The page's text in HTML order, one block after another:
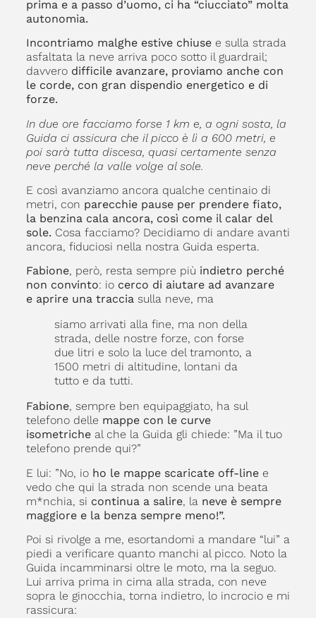
prima e a passo d’uomo, ci ha “ciucciato” molta
autonomia.
Incontriamo malghe estive chiusee sulla strada
asfaltata la neve arriva poco sotto il guardrail;
davvero difficile avanzare, proviamo anche con
le corde, con gran dispendio energetico e di
forze.
In due ore facciamo forse 1 km e, a ogni sosta, la
Guida ci assicura che il picco è lì a 600 metri, e
poi sarà tutta discesa, quasi certamente senza
neve perché la valle volge al sole.
E così avanziamo ancora qualche centinaio di
metri, con parecchie pause per prendere fiato,
la benzina cala ancora, così come il calar del
sole. Cosa facciamo? Decidiamo di andare avanti
ancora, fiduciosi nella nostra Guida esperta.
Fabione, però, resta sempre più indietro perché
non convinto: io cerco di aiutare ad avanzare
e aprire una tracciasulla neve, ma
siamo arrivati alla fine, ma non della
strada, delle nostre forze, con forse
due litri e solo la luce del tramonto, a
1500 metri di altitudine, lontani da
tutto e da tutti.
Fabione, sempre ben equipaggiato, ha sul
telefono delle mappe con le curve
isometriche al che la Guida gli chiede: ”Ma il tuo
telefono prende qui?”
E lui: ”No, io ho le mappe scaricate off-linee
vedo che qui la strada non scende una beata
m*nchia, si continua a salire, la neve è sempre
maggiore e la benza sempre meno!”.
Poi si rivolge a me, esortandomi a mandare “lui” a
piedi a verificare quanto manchi al picco. Noto la
Guida incamminarsi oltre le moto, ma la seguo.
Lui arriva prima in cima alla strada, con neve
sopra le ginocchia, torna indietro, lo incrocio e mi
rassicura: